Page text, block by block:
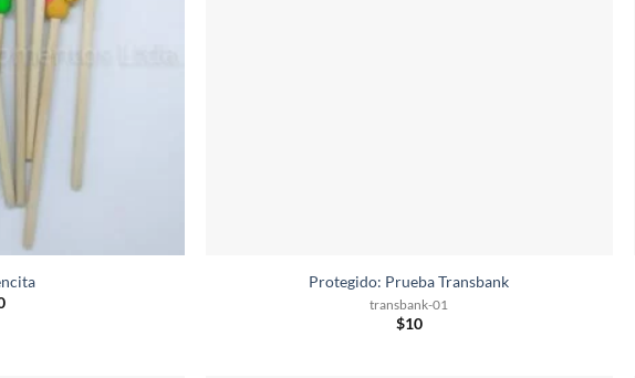
Protegido: Prueba Transbank
transbank-01
$10